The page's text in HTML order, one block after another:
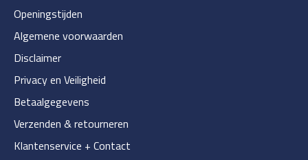
Openingstijden
Algemene voorwaarden
Disclaimer
Privacy en Veiligheid
Betaalgegevens
Verzenden & retourneren
Klantenservice + Contact